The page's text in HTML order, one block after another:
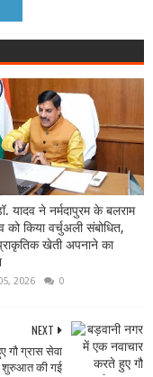
यादव ने नर्मदापुरम के बलराम
को किया वर्चुअली संबोधित,
खेती अपनाने का
2026 0
NEXT
गौ ग्रास सेवा
शुरुआत की गई